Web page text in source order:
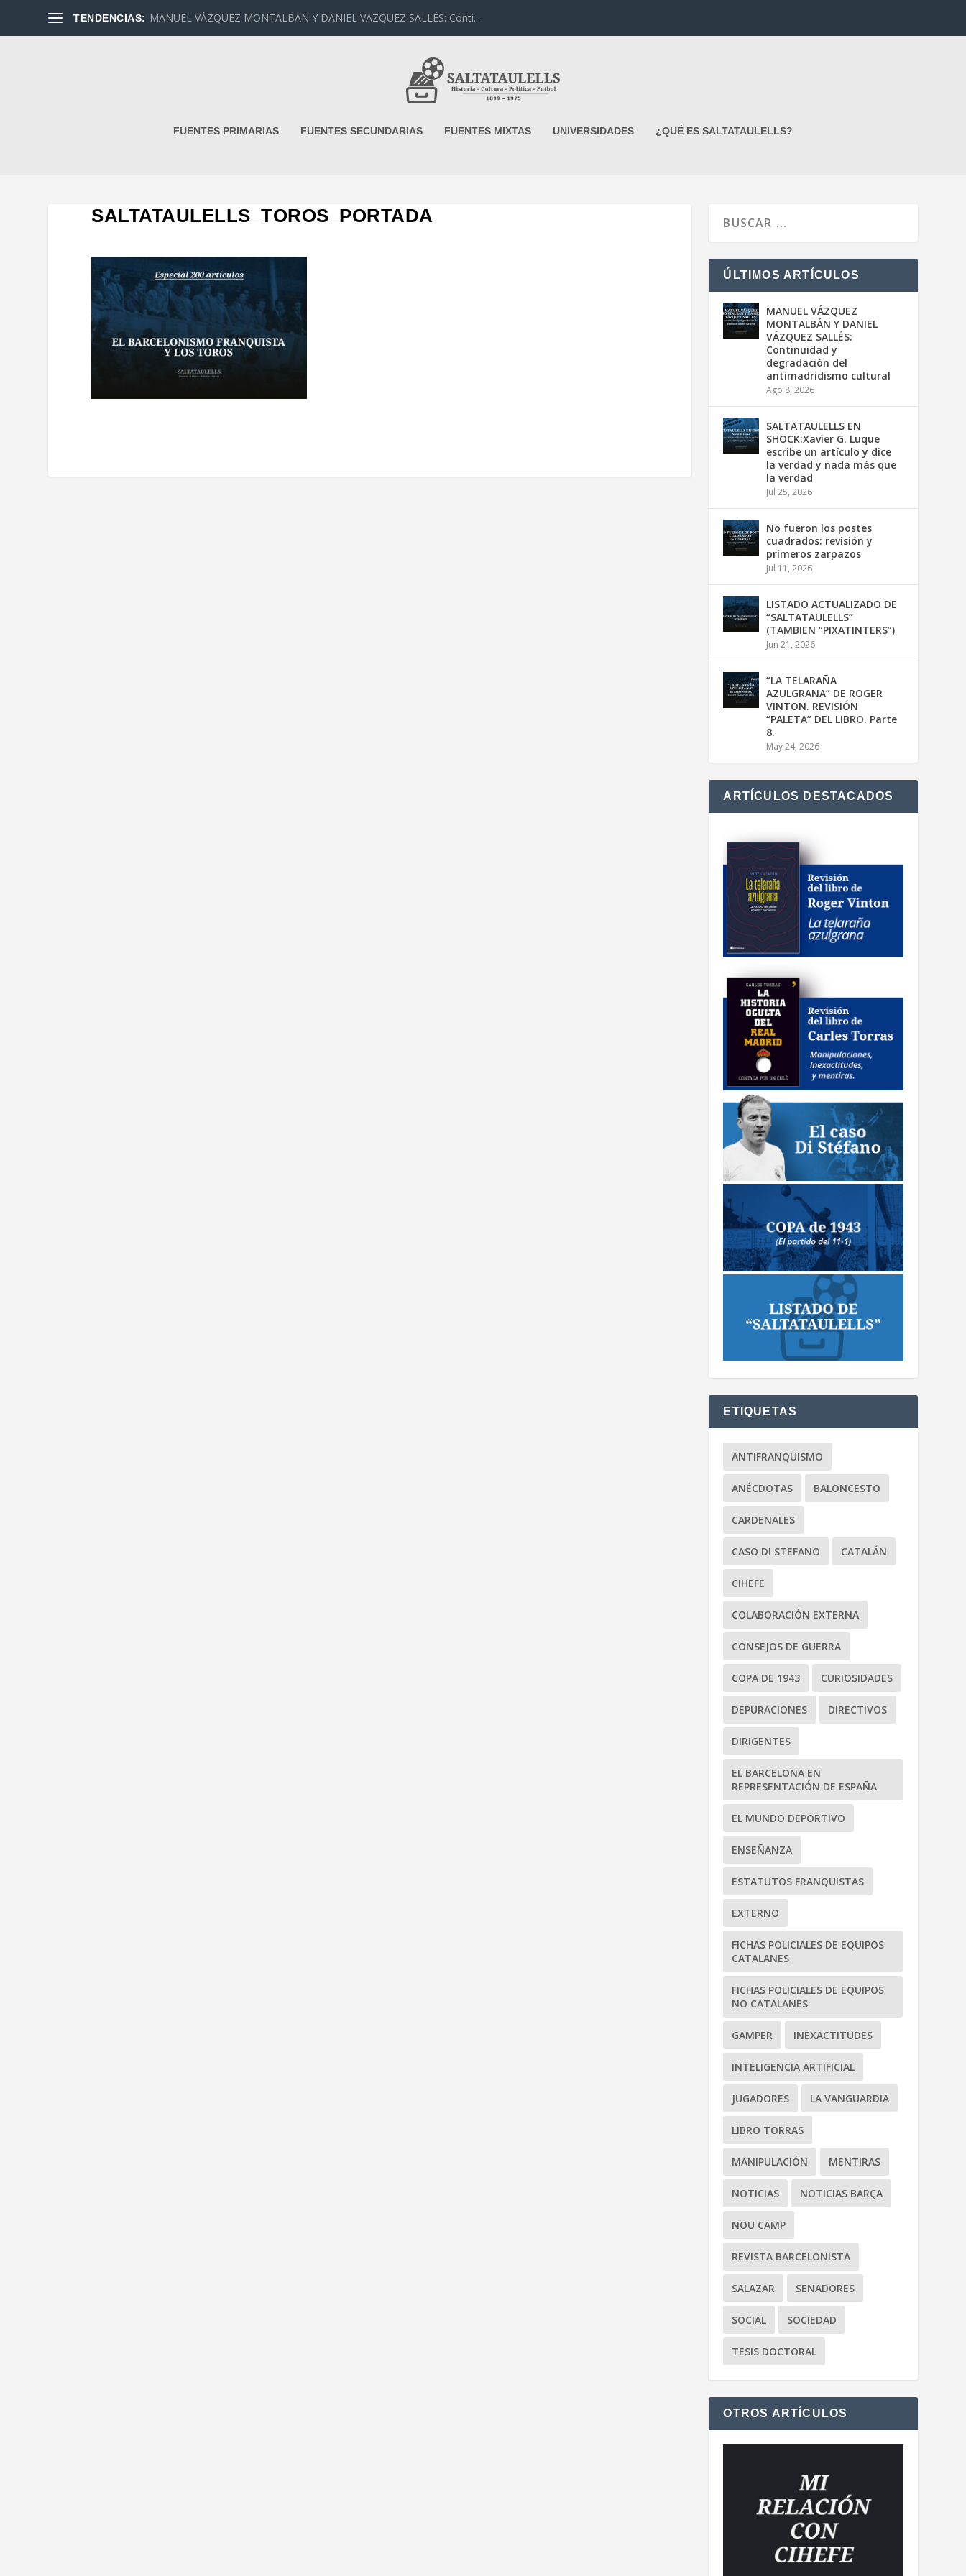
TENDENCIAS: MANUEL VÁZQUEZ MONTALBÁN Y DANIEL VÁZQUEZ SALLÉS: Conti...
FUENTES PRIMARIAS FUENTES SECUNDARIAS FUENTES MIXTAS UNIVERSIDADES ¿QUÉ ES SALTATAULELLS?
SALTATAULELLS_TOROS_PORTADA
ÚLTIMOS ARTÍCULOS
MANUEL VÁZQUEZ
MONTALBÁN Y DANIEL
VÁZQUEZ SALLÉS:
Continuidad y
degradación del
antimadridismo cultural
Ago 8, 2026
SALTATAULELLS EN
SHOCK:Xavier G. Luque
escribe un artículo y dice
la verdad y nada más que
la verdad
Jul 25, 2026
No fueron los postes
cuadrados: revisión y
primeros zarpazos
Jul 11, 2026
LISTADO ACTUALIZADO DE
“SALTATAULELLS”
(TAMBIEN “PIXATINTERS”)
Jun 21, 2026
“LA TELARAÑA
AZULGRANA” DE ROGER
VINTON. REVISIÓN
“PALETA” DEL LIBRO. Parte
8.
May 24, 2026
ARTÍCULOS DESTACADOS
ETIQUETAS
ANTIFRANQUISMO
ANÉCDOTAS BALONCESTO
CARDENALES
CASO DI STEFANO CATALÁN
CIHEFE
COLABORACIÓN EXTERNA
CONSEJOS DE GUERRA
COPA DE 1943 CURIOSIDADES
DEPURACIONES DIRECTIVOS
DIRIGENTES
EL BARCELONA EN
REPRESENTACIÓN DE ESPAÑA
EL MUNDO DEPORTIVO
ENSEÑANZA
ESTATUTOS FRANQUISTAS
EXTERNO
FICHAS POLICIALES DE EQUIPOS
CATALANES
FICHAS POLICIALES DE EQUIPOS
NO CATALANES
GAMPER INEXACTITUDES
INTELIGENCIA ARTIFICIAL
JUGADORES LA VANGUARDIA
LIBRO TORRAS
MANIPULACIÓN MENTIRAS
NOTICIAS NOTICIAS BARÇA
NOU CAMP
REVISTA BARCELONISTA
SALAZAR SENADORES
SOCIAL SOCIEDAD
TESIS DOCTORAL
OTROS ARTÍCULOS